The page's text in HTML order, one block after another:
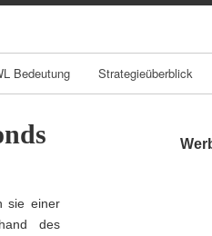
Bedeutung Strategieüberblick
sie einer
des